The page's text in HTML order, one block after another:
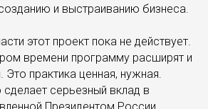
и выстраиванию бизнеса.
этот проект пока не действует.
времени программу расширят и
Это практика ценная, нужная.
серьезный вклад в